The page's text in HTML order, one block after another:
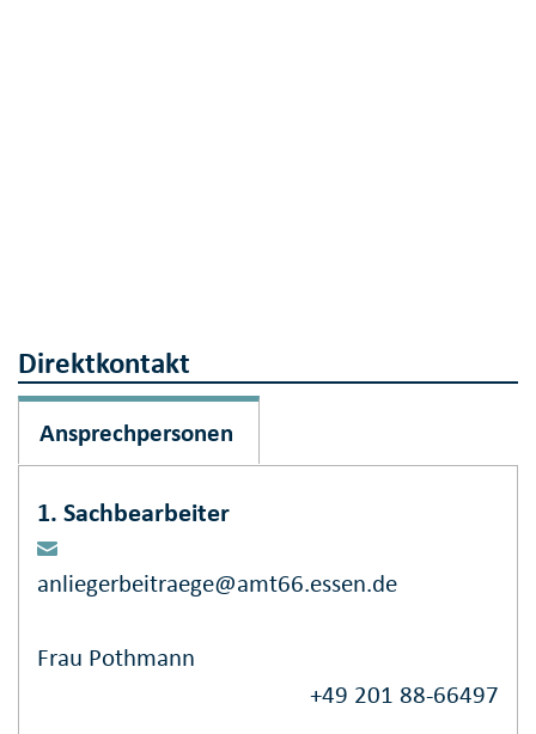
Direktkontakt
Ansprechpersonen
1. Sachbearbeiter
anliegerbeitraege@amt66.essen.de
Frau Pothmann
+49 201 88-66497